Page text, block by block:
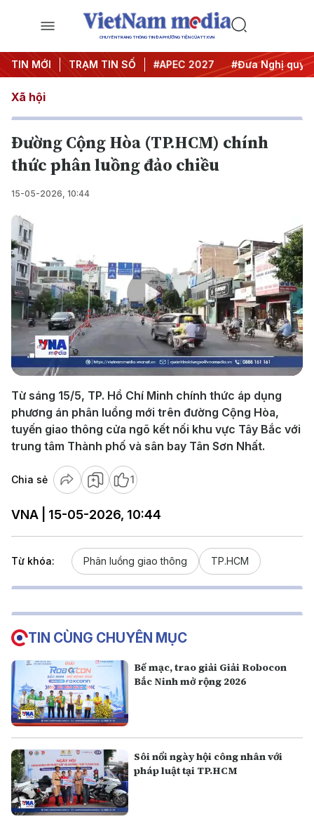
CHUYÊN TRANG THÔNG TIN ĐA PHƯƠNG TIỆN CỦA TTXVN
TIN MỚI TRẠM TIN SỐ
#Hội nghị Trung ương 3 #APEC 2027 #Đưa Nghị quyết
Xã hội
Đường Cộng Hòa (TP.HCM) chính
thức phân luồng đảo chiều
15-05-2026, 10:44
Play
Video
Từ sáng 15/5, TP. Hồ Chí Minh chính thức áp dụng
phương án phân luồng mới trên đường Cộng Hòa,
tuyến giao thông cửa ngõ kết nối khu vực Tây Bắc với
trung tâm Thành phố và sân bay Tân Sơn Nhất.
Chia sẻ 1
VNA | 15-05-2026, 10:44
Từ khóa: Phân luồng giao thông TP.HCM
TIN CÙNG CHUYÊN MỤC
Bế mạc, trao giải Giải Robocon
Bắc Ninh mở rộng 2026
Sôi nổi ngày hội công nhân với
pháp luật tại TP.HCM